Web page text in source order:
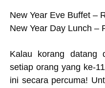
New Year Eve Buffet –
New Year Day Lunch –
Kalau korang datang
setiap orang yang ke-
ini secara percuma!